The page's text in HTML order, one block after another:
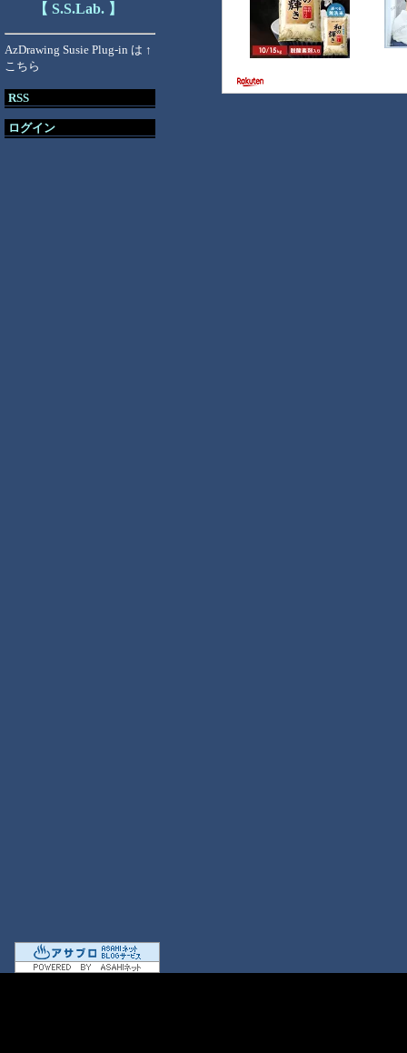
【 S.S.Lab. 】
AzDrawing Susie Plug-in は ↑
こちら
RSS
ログイン